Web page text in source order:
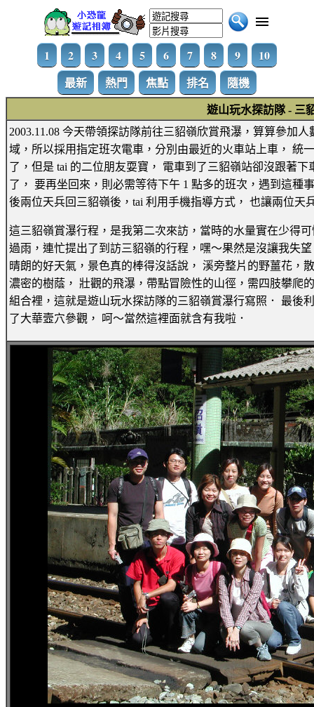
1 2 3 4 5 6 7 8 9
10
最新
熱門 焦點 排名 隨機
遊山玩水探訪隊 - 三
2003.11.08 今天帶領探訪隊前往三貂嶺欣賞飛瀑，算算參加
域，所以採用指定班次電車，分別由最近的火車站上車， 統
了，但是 tai 的二位朋友耍寶， 電車到了三貂嶺站卻沒跟著
了， 要再坐回來，則必需等待下午 1 點多的班次，遇到這種
後兩位天兵回三貂嶺後，tai 利用手機指導方式， 也讓兩位天
這三貂嶺賞瀑行程，是我第二次來訪，當時的水量實在少得
過雨，連忙提出了到訪三貂嶺的行程，嘿～果然是沒讓我失
晴朗的好天氣，景色真的棒得沒話說， 溪旁整片的野薑花，
濃密的樹蔭， 壯觀的飛瀑，帶點冒險性的山徑，需四肢攀爬
組合裡，這就是遊山玩水探訪隊的三貂嶺賞瀑行寫照． 最後
了大華壼穴參觀， 呵～當然這裡面就含有我啦．